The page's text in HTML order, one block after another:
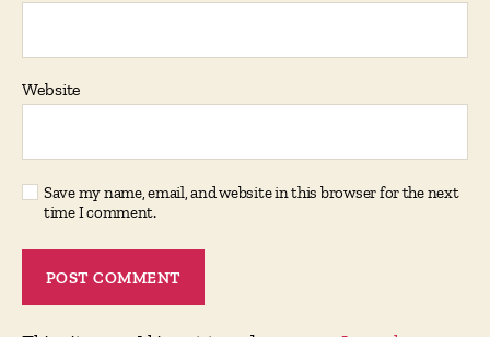
Website
Save my name, email, and website in this browser for the next
time I comment.